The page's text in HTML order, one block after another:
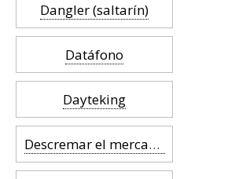
Dangler (saltarín)
Datáfono
Dayteking
Descremar el mercado